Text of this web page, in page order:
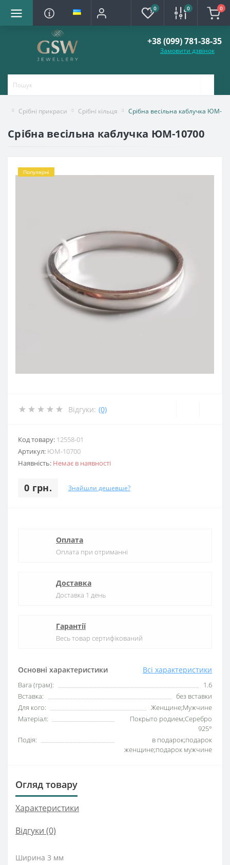
0 0 0
+38 (099) 781-38-35
Замовити дзвінок
Срібні прикраси Срібні кільця Срібна весільна каблучка ЮМ-
Срібна весільна каблучка ЮМ-10700
Популярні
Відгуки: (0)
Код товару: 12558-01
Артикул: ЮМ-10700
Наявність: Немає в наявності
0 грн. Знайшли дешевше?
Основні характеристики Всі характеристики
Вага (грам):
1.6
Вставка:
без вставки
Для кого:
Женщине;Мужчине
Матеріал:
Покрыто родием;Серебро
925°
Подія:
в подарок;подарок
женщине;подарок мужчине
Оплата
Оплата при отриманні
Доставка
Доставка 1 день
Гарантії
Весь товар сертифікований
Огляд товару
Характеристики
Відгуки (0)
Ширина 3 мм